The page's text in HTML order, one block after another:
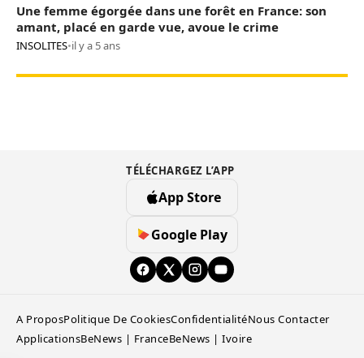
Une femme égorgée dans une forêt en France: son
amant, placé en garde vue, avoue le crime
INSOLITES•il y a 5 ans
TÉLÉCHARGEZ L’APP
App Store
Google Play
A ProposPolitique De CookiesConfidentialitéNous Contacter
ApplicationsBeNews | FranceBeNews | Ivoire